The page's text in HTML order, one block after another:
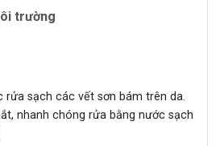
trường
rửa sạch các vết sơn bám trên da.
nhanh chóng rửa bằng nước sạch